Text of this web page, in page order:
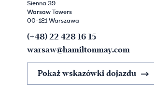
Sienna 39
Warsaw Towers
00-121 Warszawa
(+48) 22 428 16 15
warsaw@hamiltonmay.com
Pokaż wskazówki dojazdu